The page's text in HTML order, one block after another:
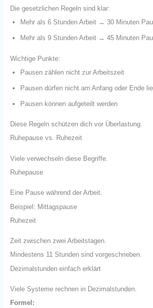
Die gesetzlichen Regeln sind klar:
Mehr als 6 Stunden Arbeit → 30 Minuten
Mehr als 9 Stunden Arbeit → 45 Minuten
Wichtige Punkte:
Pausen zählen nicht zur Arbeitszeit
Pausen dürfen nicht am Anfang oder Ende
Pausen können aufgeteilt werden
Diese Regeln schützen dich vor Überlastung.
Ruhepause vs. Ruhezeit
Viele verwechseln diese Begriffe.
Ruhepause
Eine Pause während der Arbeit.
Beispiel: Mittagspause
Ruhezeit
Zeit zwischen zwei Arbeitstagen.
Mindestens 11 Stunden sind vorgeschrieben.
Dezimalstunden einfach erklärt
Viele Systeme rechnen in Dezimalstunden.
Formel: